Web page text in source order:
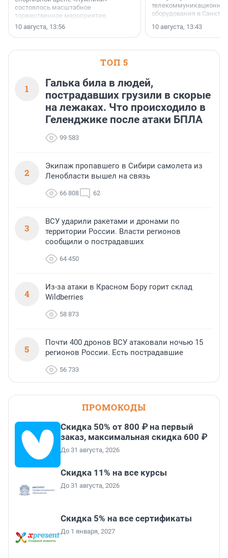
состоялось масштабное
торжественное мероприятие,
посвящённое 70-летию Дня
строителя.
10 августа, 13:56
оборудования в Санкт-
10 августа, 13:43
ТОП 5
1
Галька била в людей,
пострадавших грузили в скорые
на лежаках. Что происходило в
Геленджике после атаки БПЛА
99 583
2
Экипаж пропавшего в Сибири самолета из
Ленобласти вышел на связь
66 808 62
3
ВСУ ударили ракетами и дронами по
территории России. Власти регионов
сообщили о пострадавших
64 450
4
Из-за атаки в Красном Бору горит склад
Wildberries
58 873
5
Почти 400 дронов ВСУ атаковали ночью 15
регионов России. Есть пострадавшие
56 733
ПРОМОКОДЫ
Скидка 50% от 800 ₽ на первый
заказ, максимальная скидка 600 ₽
До 31 августа, 2026
Скидка 11% на все курсы
До 31 августа, 2026
Скидка 5% на все сертификаты
До 1 января, 2027